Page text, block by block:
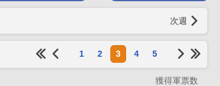
次週
1 2 3 4 5
獲得軍票数